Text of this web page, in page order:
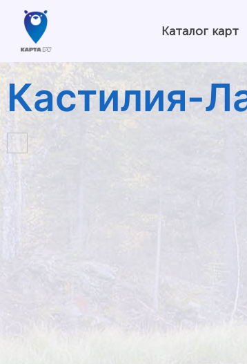
Каталог карт
Кастилия-